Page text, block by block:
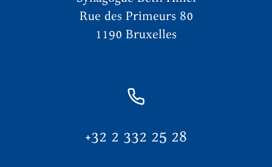
Rue des Primeurs 80
1190 Bruxelles
+32 2 332 25 28